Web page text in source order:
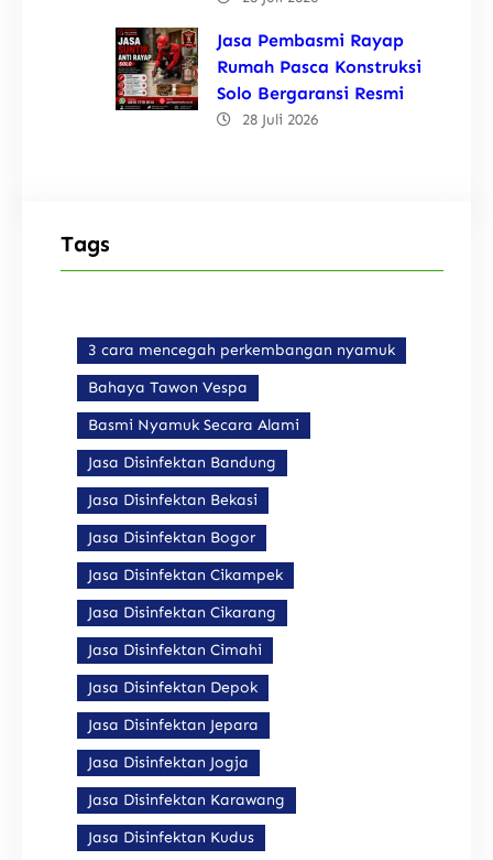
Jasa Pembasmi Rayap
Rumah Pasca Konstruksi
Solo Bergaransi Resmi
28 Juli 2026
Tags
3 cara mencegah perkembangan nyamuk
Bahaya Tawon Vespa
Basmi Nyamuk Secara Alami
Jasa Disinfektan Bandung
Jasa Disinfektan Bekasi
Jasa Disinfektan Bogor
Jasa Disinfektan Cikampek
Jasa Disinfektan Cikarang
Jasa Disinfektan Cimahi
Jasa Disinfektan Depok
Jasa Disinfektan Jepara
Jasa Disinfektan Jogja
Jasa Disinfektan Karawang
Jasa Disinfektan Kudus